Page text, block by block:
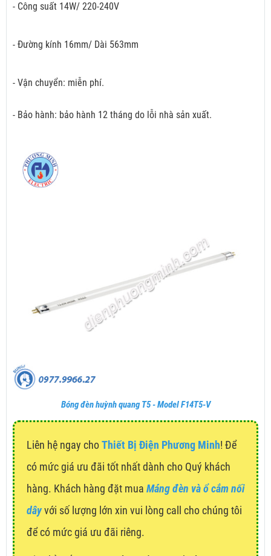
- Công suất 14W/ 220-240V
- Đường kính 16mm/ Dài 563mm
- Vận chuyển: miễn phí.
- Bảo hành: bảo hành 12 tháng do lỗi nhà sản xuất.
Bóng đèn huỳnh quang T5 - Model F14T5-V
Liên hệ ngay choThiết Bị Điện Phương Minh! Để
có mức giá ưu đãi tốt nhất dành cho Quý khách
hàng. Khách hàng đặt mua Máng đèn và ổ cắm nối
dâyvới số lượng lớn xin vui lòng call cho chúng tôi
để có mức giá ưu đãi riêng.